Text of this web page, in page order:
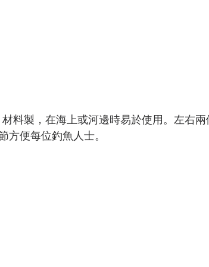
材料製，在海上或河邊時易於使用。左右
方便每位釣魚人士。